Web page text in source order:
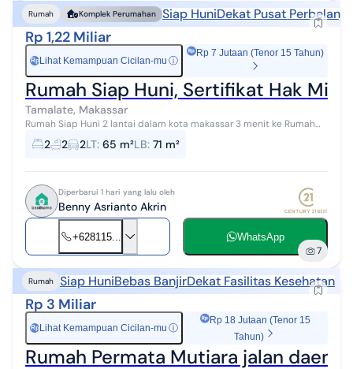
Rumah Komplek Perumahan Siap HuniDekat Pusat
Rp 1,22 Miliar
Rp Lihat Kemampuan Cicilan-mu ⓘ
Rp 7 Jutaan (Tenor 15 Tahun)
Rumah Siap Huni, Sertifikat Hak
Tamalate, Makassar
Rumah Siap Huni 2 lantai dalam kota makassar 3 menit ke Rumah
sakit Haji makassar 5 menit ke Mall MARI 5 menit ke Rumah sakit
Bhayangkara 5 menit ...
2 2 2LT: 65 m²LB: 71 m²
Diperbarui 1 hari yang lalu oleh
Benny Asrianto Akrin
+628115... WhatsApp
7
Rumah Siap HuniBebas BanjirDekat Fasilitas Kesehatan
Rp 3 Miliar
Rp Lihat Kemampuan Cicilan-mu ⓘ
Rp 18 Jutaan (Tenor 15
Tahun)
Rumah Permata Mutiara jalan